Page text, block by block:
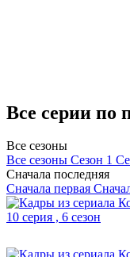
Все серии по
Все сезоны
Все сезоны Сезон 1
Сначала последняя
Сначала первая
10 серия , 6 сезон